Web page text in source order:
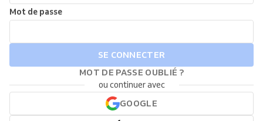
Mot de passe
SE CONNECTER
MOT DE PASSE OUBLIÉ ?
ou continuer avec
GOOGLE